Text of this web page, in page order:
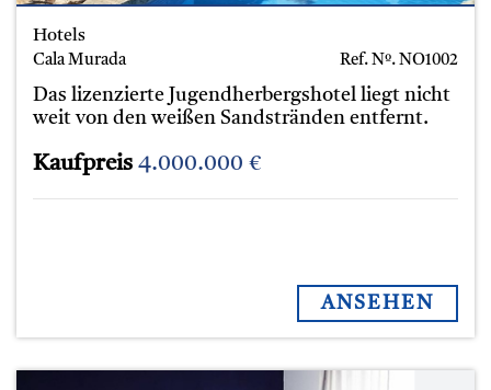
Hotels
Cala Murada Ref. Nº. NO1002
Das lizenzierte Jugendherbergshotel liegt nicht
weit von den weißen Sandstränden entfernt.
Kaufpreis 4.000.000 €
ANSEHEN